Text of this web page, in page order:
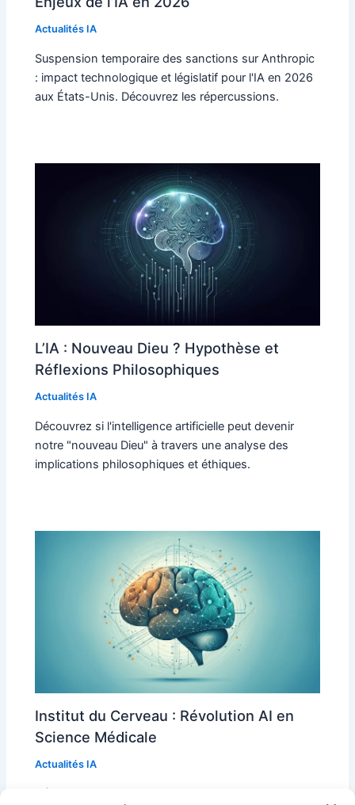
Actualités IA
Suspension temporaire des sanctions sur Anthropic
: impact technologique et législatif pour l'IA en 2026
aux États-Unis. Découvrez les répercussions.
L’IA : Nouveau Dieu ? Hypothèse et
Réflexions Philosophiques
Actualités IA
Découvrez si l'intelligence artificielle peut devenir
notre "nouveau Dieu" à travers une analyse des
implications philosophiques et éthiques.
Institut du Cerveau : Révolution AI en
Science Médicale
Actualités IA